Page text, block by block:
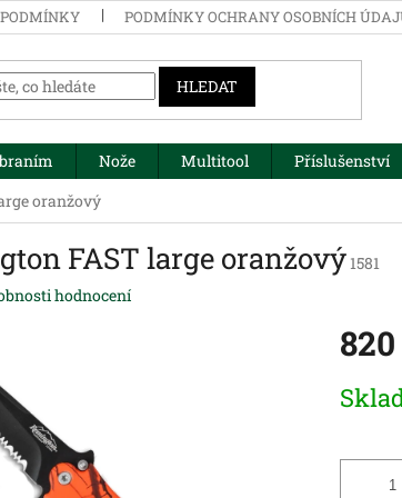
PODMÍNKY OCHRANY OSOBNÍCH
HLEDAT
Nože Multitool Příslušenství
oranžový
FAST large oranžový 1581
hodnocení
cena: